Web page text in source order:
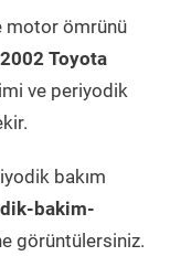
motor ömrünü
2002 Toyota
ve periyodik
bakım
bakim-
görüntülersiniz.